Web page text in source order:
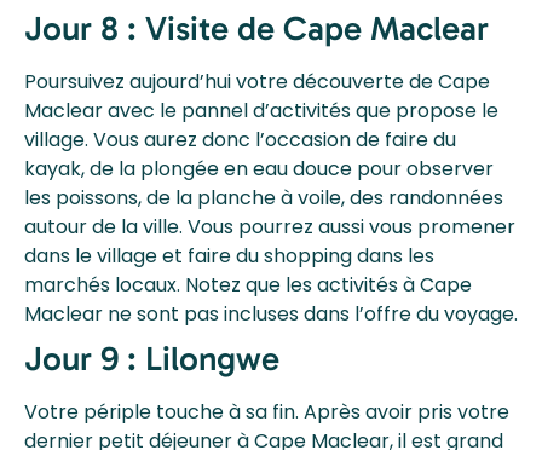
Jour 8 : Visite de Cape Maclear
Poursuivez aujourd’hui votre découverte de Cape
Maclear avec le pannel d’activités que propose le
village. Vous aurez donc l’occasion de faire du
kayak, de la plongée en eau douce pour observer
les poissons, de la planche à voile, des randonnées
autour de la ville. Vous pourrez aussi vous promener
dans le village et faire du shopping dans les
marchés locaux. Notez que les activités à Cape
Maclear ne sont pas incluses dans l’offre du voyage.
Jour 9 : Lilongwe
Votre périple touche à sa fin. Après avoir pris votre
dernier petit déjeuner à Cape Maclear, il est grand